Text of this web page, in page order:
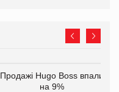
Продажі Hugo Boss впали
на 9%